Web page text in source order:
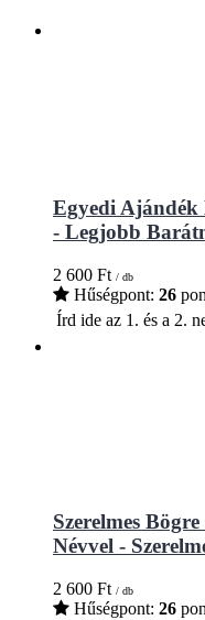
Egyedi
- Legjobb
2 600 Ft / db
Hűségpont: 26
Írd ide az 1. és a 2.
Szerelmes
Névvel -
2 600 Ft / db
Hűségpont: 26